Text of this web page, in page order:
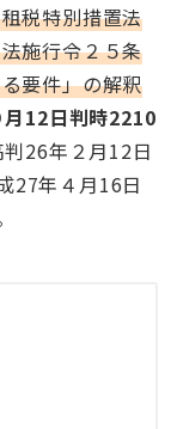
税特別措置法
施行令２５条
要件」の解釈
12日判時2210
26年２月12日
27年４月16日